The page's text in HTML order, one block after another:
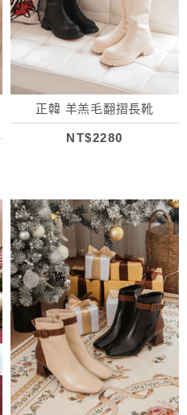
正韓 羊羔毛翻摺長靴
NT$2280